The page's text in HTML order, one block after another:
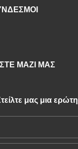
ΜΑΖΙ ΜΑΣ
μας μια